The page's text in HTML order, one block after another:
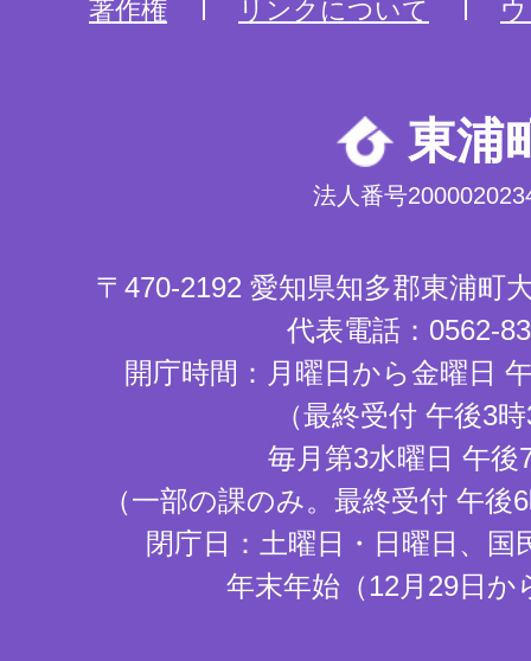
著作権
リンクについて
東浦
法人番号
〒470-2192 愛知県知多郡東浦町
代表電話：0562-
開庁時間：月曜日から金曜日
（最終受付 午後3
毎月第3水曜日 午後
（一部の課のみ。最終受付 午
閉庁日：土曜日・日曜日、国
年末年始（12月29日か